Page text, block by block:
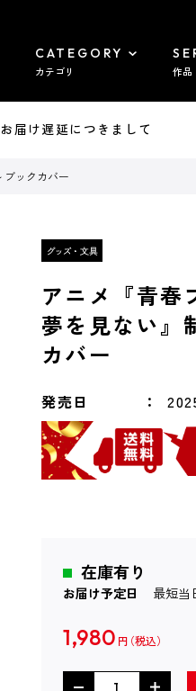
CATEGORY
カテゴリ 作品
届け遅延につきまして
ブックカバー
アニメ『青春
夢を見ない』
カバー
発売日
在庫有り
お届け予定日 最短当
1,980 円